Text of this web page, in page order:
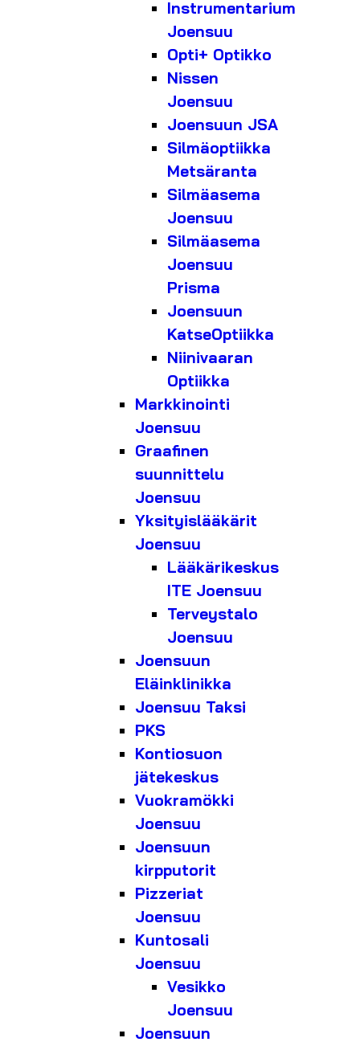
Instrumentarium
Joensuu
Opti+ Optikko
Nissen
Joensuu
Joensuun JSA
Silmäoptiikka
Metsäranta
Silmäasema
Joensuu
Silmäasema
Joensuu
Prisma
Joensuun
KatseOptiikka
Niinivaaran
Optiikka
Markkinointi
Joensuu
Graafinen
suunnittelu
Joensuu
Yksityislääkärit
Joensuu
Lääkärikeskus
ITE Joensuu
Terveystalo
Joensuu
Joensuun
Eläinklinikka
Joensuu Taksi
PKS
Kontiosuon
jätekeskus
Vuokramökki
Joensuu
Joensuun
kirpputorit
Pizzeriat
Joensuu
Kuntosali
Joensuu
Vesikko
Joensuu
Joensuun